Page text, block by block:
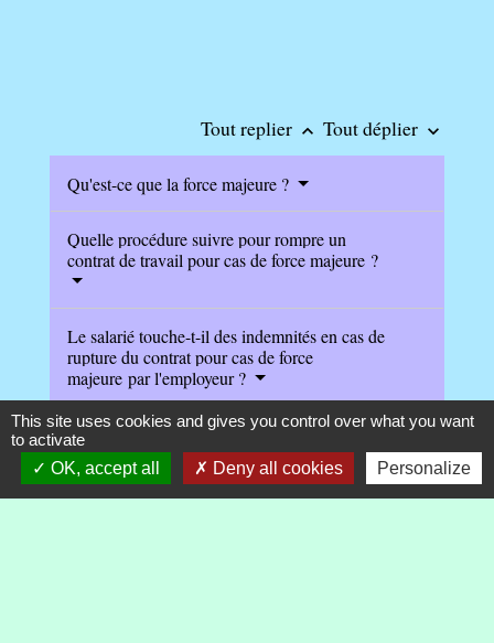
Tout replier keyboard_arrow_up Tout déplier keyboard_arrow_down
Qu'est-ce que la force majeure ?
Quelle procédure suivre pour rompre un
contrat de travail pour cas de force majeure ?
Le salarié touche-t-il des indemnités en cas de
rupture du contrat pour cas de force
majeure par l'employeur ?
Textes de référence
This site uses cookies and gives you control over what you want
to activate
OK, accept all
Deny all cookies Personalize